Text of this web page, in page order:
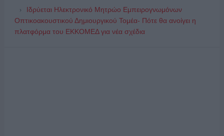
Ιδρύεται Ηλεκτρονικό Μητρώο Εμπειρογνωμόνων
Οπτικοακουστικού Δημιουργικού Τομέα- Πότε θα ανοίγει η
πλατφόρμα του ΕΚΚΟΜΕΔ για νέα σχέδια